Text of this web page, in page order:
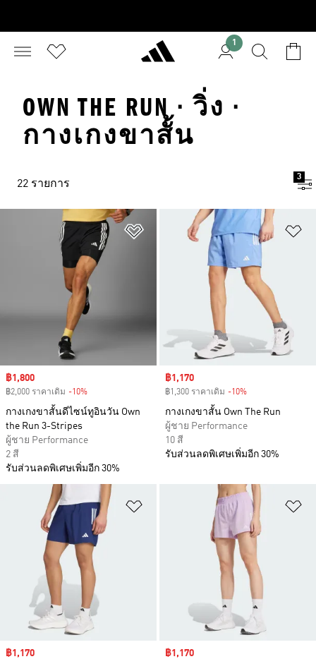
1
OWN THE RUN · วิ่ง ·
กางเกงขาสั้น
22 รายการ
3
เพิ่มไปยังรายการสินค้าโปรด
Sale price
฿1,800
฿2,000 ราคาเดิม -10%
กางเกงขาสั้นดีไซน์ทูอินวัน Own
the Run 3-Stripes
ผู้ชาย Performance
2 สี
รับส่วนลดพิเศษเพิ่มอีก 30%
Sale price
฿1,170
฿1,300 ราคาเดิม -10%
กางเกงขาสั้น Own The Run
ผู้ชาย Performance
10 สี
รับส่วนลดพิเศษเพิ่มอีก 30%
เพิ่มไปยังรายการสินค้าโปรด
Sale price
฿1,170 Sale price
฿1,170